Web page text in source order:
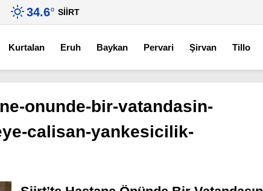
34.6° SIIRT
Kurtalan Eruh Baykan Pervari Şirvan Tillo
onunde-bir-vatandasin-
calisan-yankesicilik-